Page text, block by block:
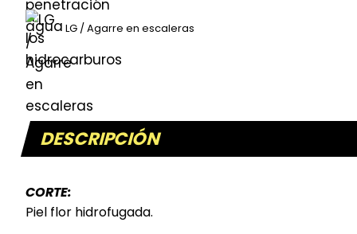
LG / Agarre en escaleras
DESCRIPCIÓN
CORTE:
Piel flor hidrofugada.